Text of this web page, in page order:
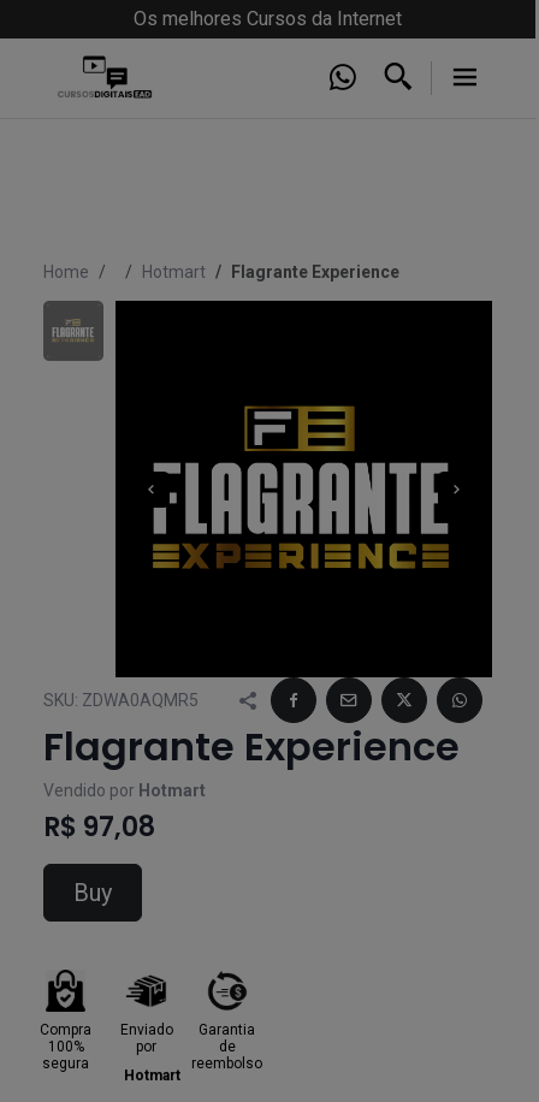
Os melhores Cursos da Internet
Home Hotmart Flagrante Experience
SKU: ZDWA0AQMR5
Flagrante Experience
Vendido por Hotmart
R$ 97,08
Buy
Compra
100%
segura
Enviado
por
Hotmart
Garantia
de
reembolso